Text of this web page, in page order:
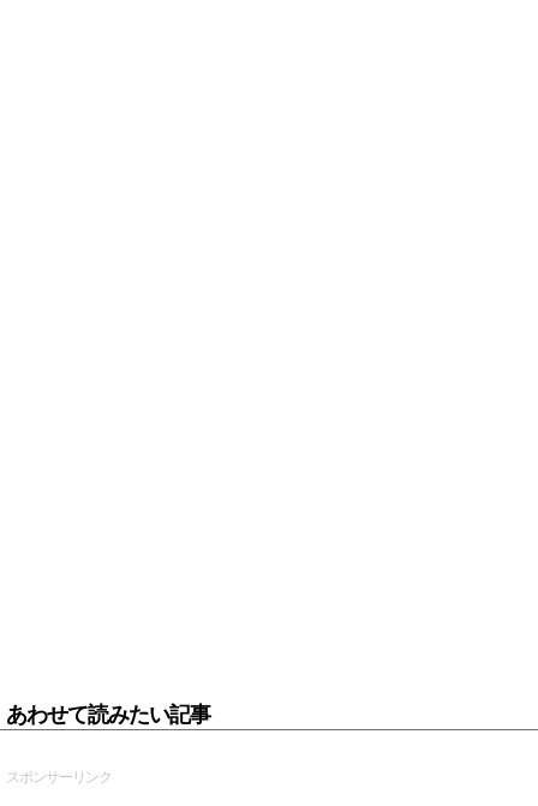
あわせて読みたい記事
スポンサーリンク